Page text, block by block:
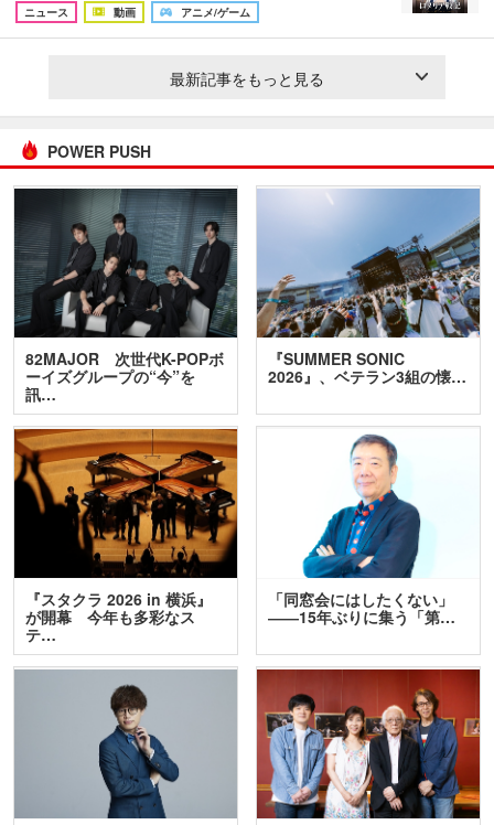
ニュース
動画 アニメ/ゲーム
最新記事をもっと見る
POWER PUSH
82MAJOR 次世代K-POPボ
ーイズグループの“今”を
訊…
『SUMMER SONIC
2026』、ベテラン3組の懐…
『スタクラ 2026 in 横浜』
が開幕 今年も多彩なス
テ…
「同窓会にはしたくない」
――15年ぶりに集う「第…